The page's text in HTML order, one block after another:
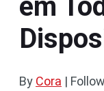
em
By Cora | Follow